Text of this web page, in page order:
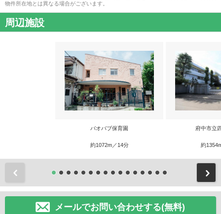
物件所在地とは異なる場合がございます。
周辺施設
バオバブ保育園
約1072m／14分
府中市立
約
メールでお問い合わせする(無料)